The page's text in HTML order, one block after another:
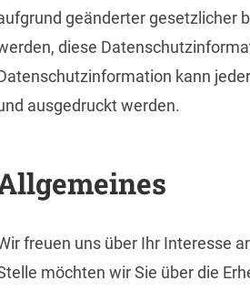
geänderter gesetzlicher
diese
kann
ausgedruckt werden.
freuen uns über Ihr Interesse
möchten wir Sie über die